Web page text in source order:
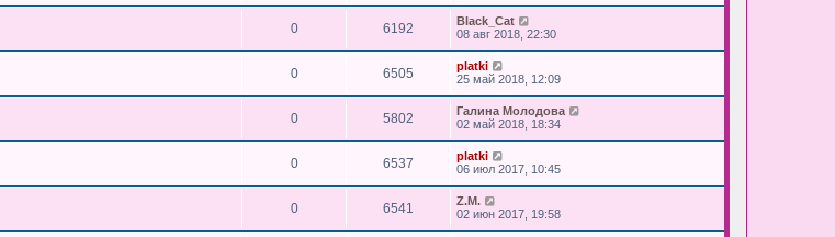
0 6192
Black_Cat
08 авг 2018, 22:30
0 6505
platki
25 май 2018, 12:09
0 5802
Галина Молодова
02 май 2018, 18:34
0 6537
platki
06 июл 2017, 10:45
0 6541
Z.M.
02 июн 2017, 19:58